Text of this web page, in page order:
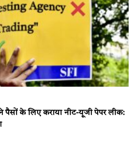
पैसों के लिए कराया नीट-यूजी पेपर लीक: